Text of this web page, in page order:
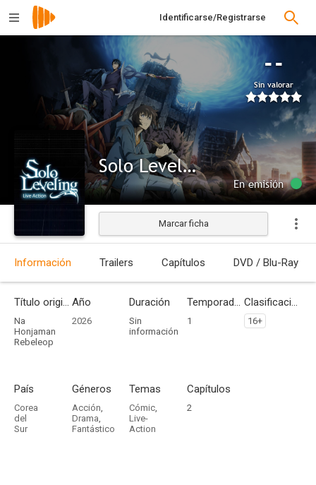
Identificarse/Registrarse
--
Sin valorar
Solo Leveling
En emisión
Marcar ficha
Información Trailers Capítulos DVD / Blu-Ray
Título original
Na
Honjaman
Rebeleop
Año
2026
Duración
Sin
información
Temporadas
1
Clasificación por edades
16+
País
Corea
del
Sur
Géneros
Acción,
Drama,
Fantástico
Temas
Cómic,
Live-
Action
Capítulos
2